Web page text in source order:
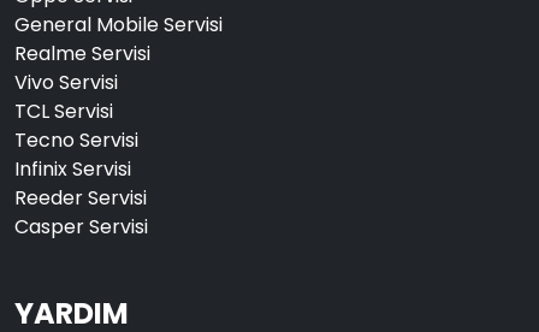
General Mobile Servisi
Realme Servisi
Vivo Servisi
TCL Servisi
Tecno Servisi
Infinix Servisi
Reeder Servisi
Casper Servisi
YARDIM